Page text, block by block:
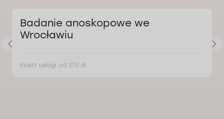
Badanie anoskopowe we
Wrocławiu
Koszt usługi od 275 zł